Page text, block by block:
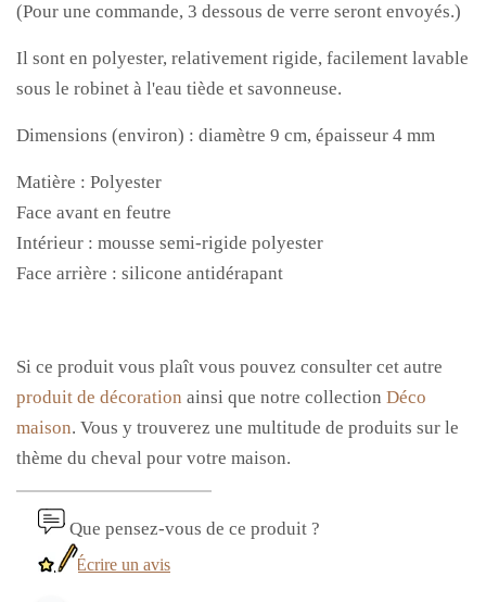
(Pour une commande, 3 dessous de verre seront envoyés.)
Il sont en polyester, relativement rigide, facilement lavable
sous le robinet à l'eau tiède et savonneuse.
Dimensions (environ) : diamètre 9 cm, épaisseur 4 mm
Matière : Polyester
Face avant en feutre
Intérieur : mousse semi-rigide polyester
Face arrière : silicone antidérapant
Si ce produit vous plaît vous pouvez consulter cet autre
produit de décoration ainsi que notre collection Déco
maison. Vous y trouverez une multitude de produits sur le
thème du cheval pour votre maison.
Que pensez-vous de ce produit ?
Écrire un avis